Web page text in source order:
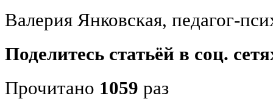
Валерия Янковская, педагог-
Поделитесь статьёй в соц.
Прочитано 1059 раз